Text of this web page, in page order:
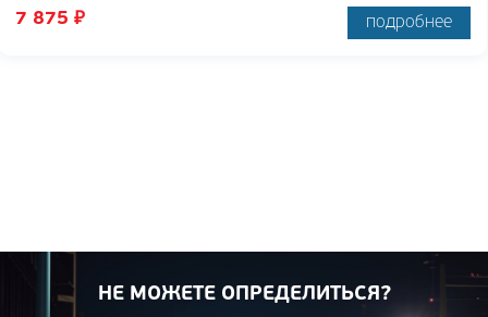
7 875 ₽ подробнее
НЕ МОЖЕТЕ ОПРЕДЕЛИТЬСЯ?